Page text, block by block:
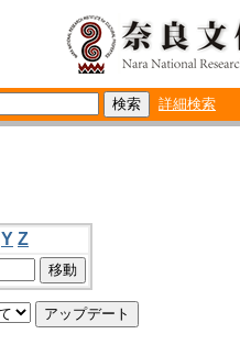
詳細検索
Y Z